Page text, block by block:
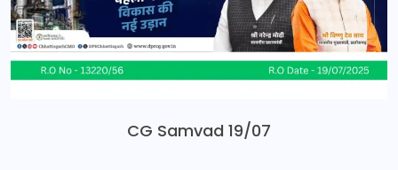
CG Samvad 19/07